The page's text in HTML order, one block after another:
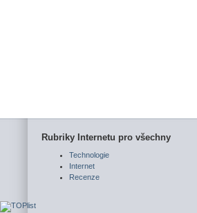
Rubriky Internetu pro všechny
Technologie
Internet
Recenze